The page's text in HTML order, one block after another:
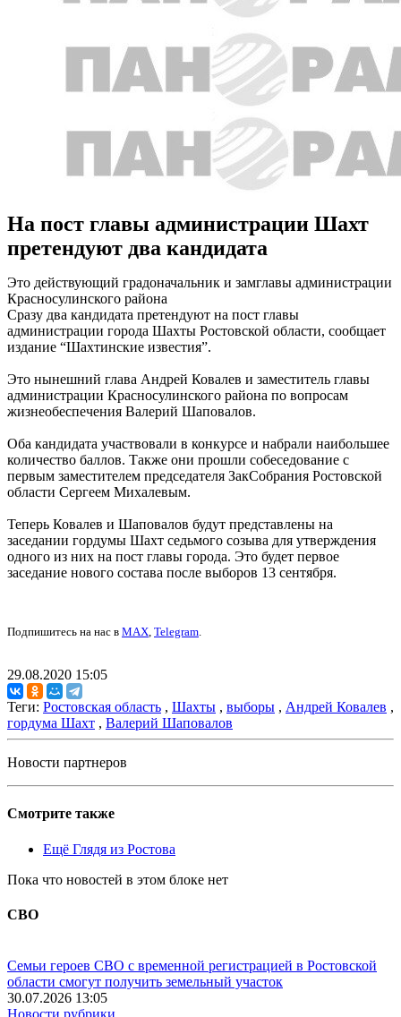
На пост главы администрации Шахт
претендуют два кандидата
Это действующий градоначальник и замглавы администрации
Красносулинского района
Сразу два кандидата претендуют на пост главы
администрации города Шахты Ростовской области, сообщает
издание “Шахтинские известия”.
Это нынешний глава Андрей Ковалев и заместитель главы
администрации Красносулинского района по вопросам
жизнеобеспечения Валерий Шаповалов.
Оба кандидата участвовали в конкурсе и набрали наибольшее
количество баллов. Также они прошли собеседование с
первым заместителем председателя ЗакСобрания Ростовской
области Сергеем Михалевым.
Теперь Ковалев и Шаповалов будут представлены на
заседании гордумы Шахт седьмого созыва для утверждения
одного из них на пост главы города. Это будет первое
заседание нового состава после выборов 13 сентября.
Подпишитесь на нас в MAX, Telegram.
29.08.2020 15:05
Теги: Ростовская область , Шахты , выборы , Андрей Ковалев ,
гордума Шахт , Валерий Шаповалов
Новости партнеров
Смотрите также
Ещё Глядя из Ростова
Пока что новостей в этом блоке нет
СВО
Семьи героев СВО с временной регистрацией в Ростовской
области смогут получить земельный участок
30.07.2026 13:05